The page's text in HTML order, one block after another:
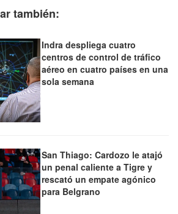
también:
Indra despliega cuatro
centros de control de tráfico
aéreo en cuatro países en una
sola semana
San Thiago: Cardozo le atajó
un penal caliente a Tigre y
rescató un empate agónico
para Belgrano